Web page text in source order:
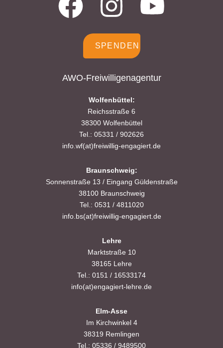
SPENDEN
AWO-Freiwilligenagentur
Wolfenbüttel:
Reichsstraße 6
38300 Wolfenbüttel
Tel.: 05331 / 902626
info.wf(at)freiwillig-engagiert.de
Braunschweig:
Sonnenstraße 13 / Eingang Güldenstraße
38100 Braunschweig
Tel.: 0531 / 4811020
info.bs(at)freiwillig-engagiert.de
Lehre
Marktstraße 10
38165 Lehre
Tel.: 0151 / 16533174
info(at)engagiert-lehre.de
Elm-Asse
Im Kirchwinkel 4
38319 Remlingen
Tel.: 05336 / 9489500
s.baranowski [at] freiwillig-
engagiert.de